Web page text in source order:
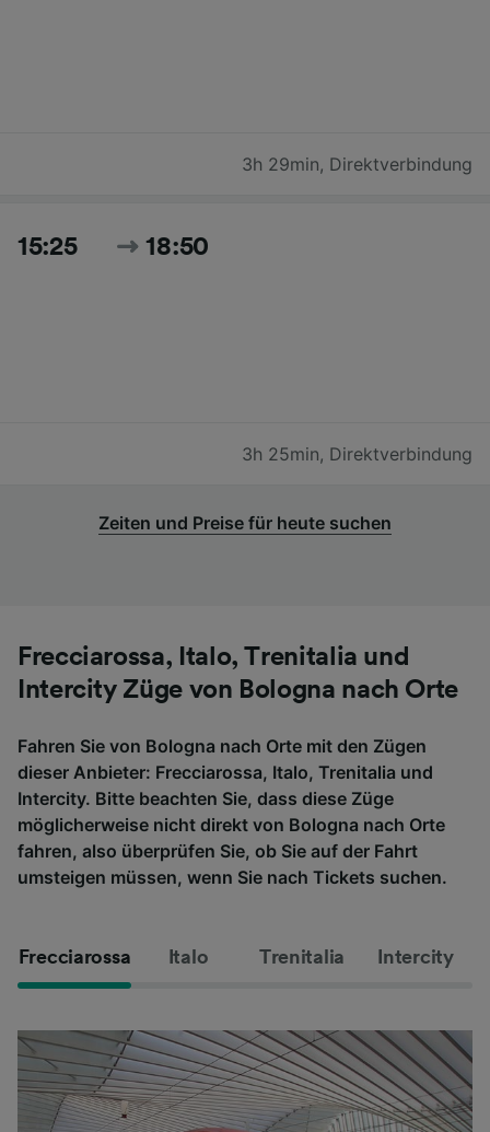
3h 29min, Direktverbindung
15:25 18:50
3h 25min, Direktverbindung
Zeiten und Preise für heute suchen
Frecciarossa, Italo, Trenitalia und
Intercity Züge von Bologna nach Orte
Fahren Sie von Bologna nach Orte mit den Zügen
dieser Anbieter: Frecciarossa, Italo, Trenitalia und
Intercity. Bitte beachten Sie, dass diese Züge
möglicherweise nicht direkt von Bologna nach Orte
fahren, also überprüfen Sie, ob Sie auf der Fahrt
umsteigen müssen, wenn Sie nach Tickets suchen.
Frecciarossa Italo Trenitalia Intercity